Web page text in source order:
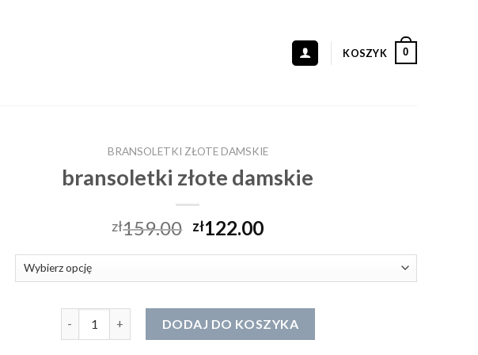
KOSZYK 0
BRANSOLETKI ZŁOTE DAMSKIE
bransoletki złote damskie
zł159.00 zł122.00
DODAJ DO KOSZYKA